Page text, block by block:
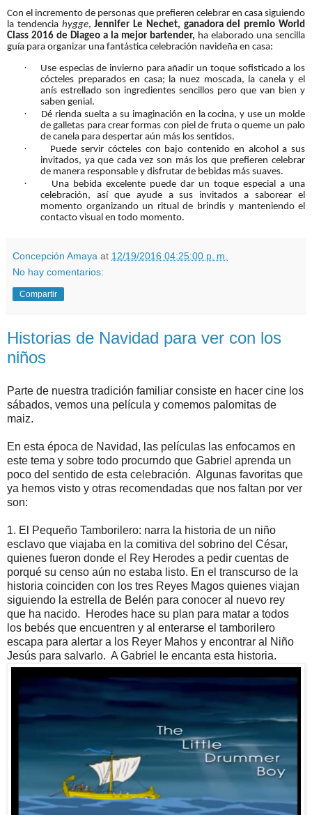
Con el incremento de personas que prefieren celebrar en casa siguiendo
la tendencia hygge,Jennifer Le Nechet, ganadora del premio World
Class 2016 de Diageo a la mejor bartender, ha elaborado una sencilla
guía para organizar una fantástica celebración navideña en casa:
·
Use especias de invierno para añadir un toque sofisticado a los
cócteles preparados en casa; la nuez moscada, la canela y el
anís estrellado son ingredientes sencillos pero que van bien y
saben genial.
·
Dé rienda suelta a su imaginación en la cocina, y use un molde
de galletas para crear formas con piel de fruta o queme un palo
de canela para despertar aún más los sentidos.
·
Puede servir cócteles con bajo contenido en alcohol a sus
invitados, ya que cada vez son más los que prefieren celebrar
de manera responsable y disfrutar de bebidas más suaves.
·
Una bebida excelente puede dar un toque especial a una
celebración, así que ayude a sus invitados a saborear el
momento organizando un ritual de brindis y manteniendo el
contacto visual en todo momento.
Concepción Amaya at 12/19/2016 04:25:00 p. m.
No hay comentarios:
Compartir
Historias de Navidad para ver con los
niños
Parte de nuestra tradición familiar consiste en hacer cine los
sábados, vemos una película y comemos palomitas de
maiz.
En esta época de Navidad, las películas las enfocamos en
este tema y sobre todo procurndo que Gabriel aprenda un
poco del sentido de esta celebración. Algunas favoritas que
ya hemos visto y otras recomendadas que nos faltan por ver
son:
1. El Pequeño Tamborilero: narra la historia de un niño
esclavo que viajaba en la comitiva del sobrino del César,
quienes fueron donde el Rey Herodes a pedir cuentas de
porqué su censo aún no estaba listo. En el transcurso de la
historia coinciden con los tres Reyes Magos quienes viajan
siguiendo la estrella de Belén para conocer al nuevo rey
que ha nacido. Herodes hace su plan para matar a todos
los bebés que encuentren y al enterarse el tamborilero
escapa para alertar a los Reyer Mahos y encontrar al Niño
Jesús para salvarlo. A Gabriel le encanta esta historia.